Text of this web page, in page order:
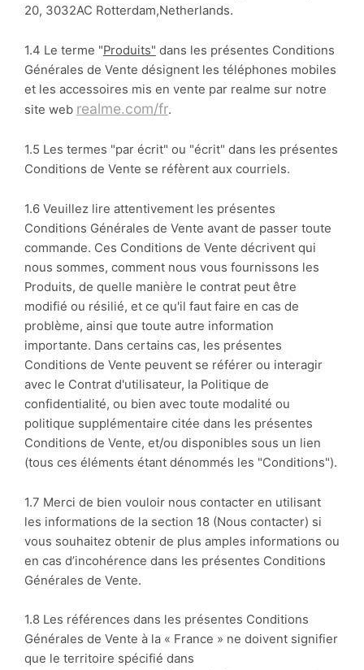
20, 3032AC Rotterdam,Netherlands.
1.4 Le terme "Produits" dans les présentes Conditions
Générales de Vente désignent les téléphones mobiles
et les accessoires mis en vente par realme sur notre
site web realme.com/fr.
1.5 Les termes "par écrit" ou "écrit" dans les présentes
Conditions de Vente se réfèrent aux courriels.
1.6 Veuillez lire attentivement les présentes
Conditions Générales de Vente avant de passer toute
commande. Ces Conditions de Vente décrivent qui
nous sommes, comment nous vous fournissons les
Produits, de quelle manière le contrat peut être
modifié ou résilié, et ce qu'il faut faire en cas de
problème, ainsi que toute autre information
importante. Dans certains cas, les présentes
Conditions de Vente peuvent se référer ou interagir
avec le Contrat d'utilisateur, la Politique de
confidentialité, ou bien avec toute modalité ou
politique supplémentaire citée dans les présentes
Conditions de Vente, et/ou disponibles sous un lien
(tous ces éléments étant dénommés les "Conditions").
1.7 Merci de bien vouloir nous contacter en utilisant
les informations de la section 18 (Nous contacter) si
vous souhaitez obtenir de plus amples informations ou
en cas d’incohérence dans les présentes Conditions
Générales de Vente.
1.8 Les références dans les présentes Conditions
Générales de Vente à la « France » ne doivent signifier
que le territoire spécifié dans